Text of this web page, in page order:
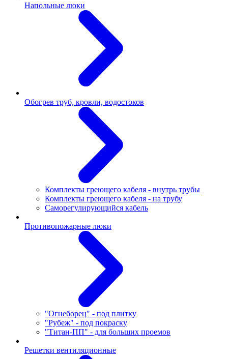
Напольные люки
Обогрев труб, кровли, водостоков
Комплекты греющего кабеля - внутрь трубы
Комплекты греющего кабеля - на трубу
Саморегулирующийся кабель
Противопожарные люки
"Огнеборец" - под плитку
"Рубеж" - под покраску
"Титан-ПП" - для больших проемов
Решетки вентиляционные